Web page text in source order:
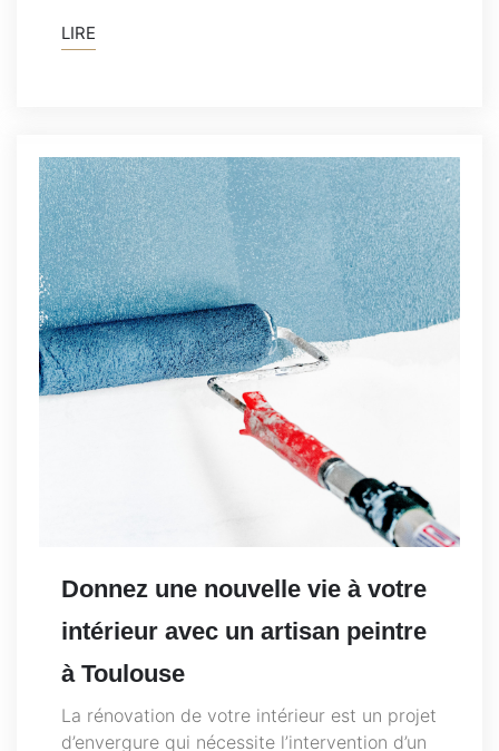
LIRE
Donnez une nouvelle vie à votre
intérieur avec un artisan peintre
à Toulouse
La rénovation de votre intérieur est un projet
d’envergure qui nécessite l’intervention d’un